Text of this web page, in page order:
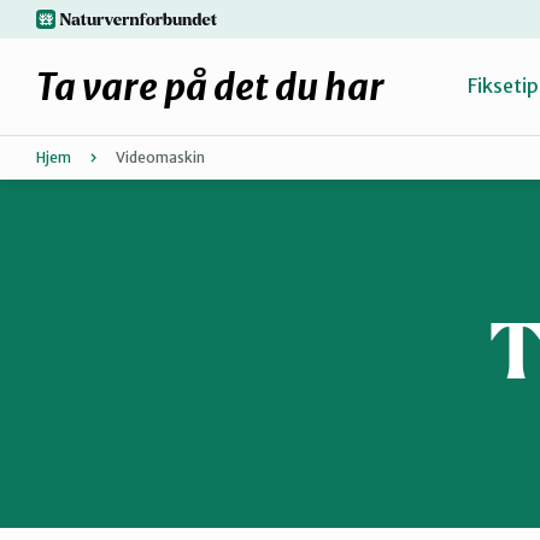
Hopp
til
hovedinnhold
naturvernforbundet.no
Ta vare på det du har
Hjem Videomaskin